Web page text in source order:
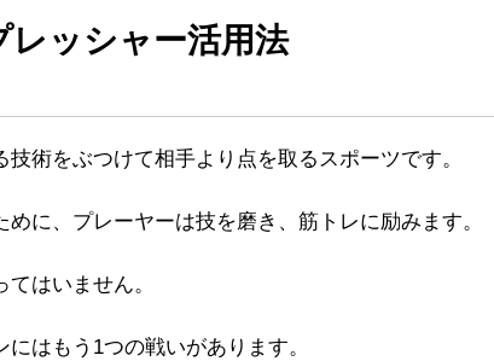
レッシャー活用法
術をぶつけて相手より点を取るスポーツです。
に、プレーヤーは技を磨き、筋トレに励みます。
はいません。
はもう1つの戦いがあります。